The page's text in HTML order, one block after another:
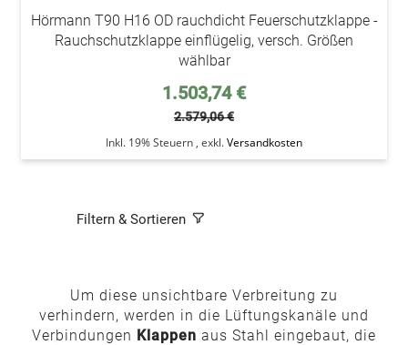
Hörmann T90 H16 OD rauchdicht Feuerschutzklappe -
Rauchschutzklappe einflügelig, versch. Größen
wählbar
Sonderpreis
1.503,74 €
2.579,06 €
Inkl. 19% Steuern , exkl.Versandkosten
Filtern & Sortieren
Um diese unsichtbare Verbreitung zu
verhindern, werden in die Lüftungskanäle und
Verbindungen Klappen aus Stahl eingebaut, die